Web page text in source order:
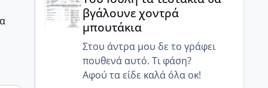
πήγα εχτές παράγγειλα και της
τούρτες τα έχω κανονίσει όλα
περιμένουν πως και πως 😂
βγάλουνε χοντρά
μπουτάκια
Στου άντρα μου δε το γράφει
πουθενά αυτό. Τι φάση?
Αφού τα είδε καλά όλα οκ!